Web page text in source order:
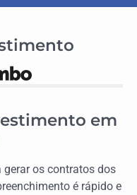
em
gerar os contratos dos
é rápido e